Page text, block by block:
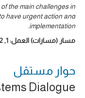
the main challenges in
have urgent action and
implementation.
مسار (مسارات) العمل:1
,
2
حوار ‎مستقل
Dialogue